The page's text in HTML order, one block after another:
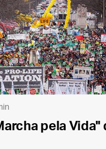
pela Vida"